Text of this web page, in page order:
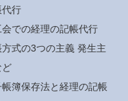
代行
会での経理の記帳代行
式の3つの主義 発生主
ど
帳簿保存法と経理の記帳